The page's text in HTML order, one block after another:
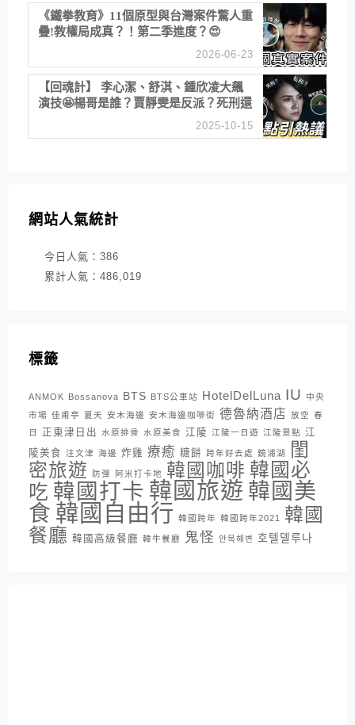
《鐵拳教育》11個原型與台灣案件驚人重
疊!教權局成真？！第二季進度？😍
2026-06-23
【回魂計】 李心潔、舒淇、鍾欣凌大飆
演技🤩楊哥是誰？賈靜雯是反派？死刑還
2025-10-15
網站人氣統計
今日人氣： 386
累計人氣： 486,019
標籤
ANMOK Bossanova BTS BTS公車站 HotelDelLuna IU
中央
市場 佳甫亭 夏天 安木海邊 安木海邊咖啡街 德魯納酒店 放空 春
日
正東津日出 水原排骨 水原美食 江陵 江陵一日遊 江陵景點 江
陵美食 注文津 海邊 炸雞 療癒 糖餅 跨年好去處 鏡浦湖
閨
密旅遊
防彈 阿米打卡地 韓國咖啡 韓國必
吃 韓國打卡 韓國旅遊 韓國美
食 韓國自由行 韓國跨年 韓國跨年2021
韓國
餐廳 韓國高級餐廳 韓牛餐廳 鬼怪 안목해변 호텔델루나